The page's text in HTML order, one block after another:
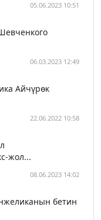
05.06.2023 10:51
06.03.2023 12:49
Айчүрөк
22.06.2022 10:58
жол...
08.06.2023 14:02
бетин